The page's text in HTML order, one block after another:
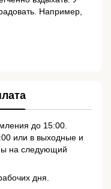
Например,
до 15:00.
или в выходные и
на следующий
дня.